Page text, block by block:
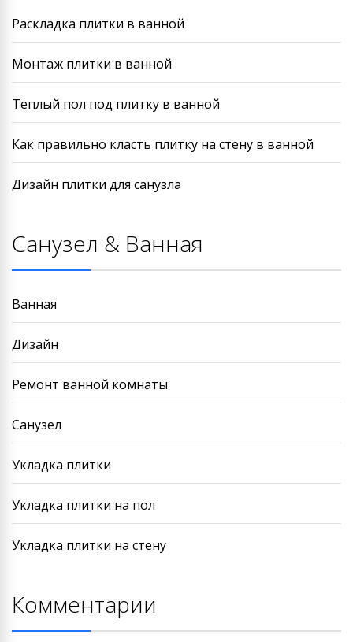
Раскладка плитки в ванной
Монтаж плитки в ванной
Теплый пол под плитку в ванной
Как правильно класть плитку на стену в ванной
Дизайн плитки для санузла
Санузел & Ванная
Ванная
Дизайн
Ремонт ванной комнаты
Санузел
Укладка плитки
Укладка плитки на пол
Укладка плитки на стену
Комментарии